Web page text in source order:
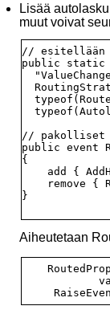
Lisää
muut voivat
// esitellään
public static
// pakolliset
public event
{
add {
remove {
}
Aiheutetaan